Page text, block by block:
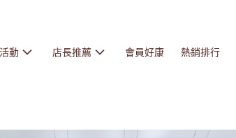
動 店長推薦 會員好康 熱銷排行